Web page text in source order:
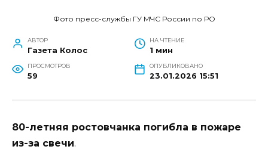
Фото пресс-службы ГУ МЧС России по РО
АВТОР
Газета Колос
НА ЧТЕНИЕ
1 мин
ПРОСМОТРОВ
59
ОПУБЛИКОВАНО
23.01.2026 15:51
80-летняя ростовчанка погибла в пожаре
из-за свечи.